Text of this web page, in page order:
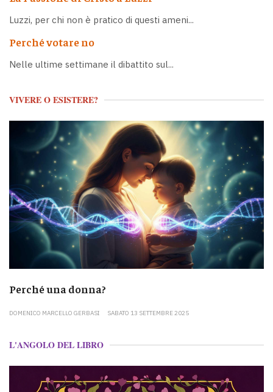
Luzzi, per chi non è pratico di questi ameni...
Perché votare no
Nelle ultime settimane il dibattito sul...
VIVERE O ESISTERE?
Perché una donna?
DOMENICO MARCELLO GERBASI SABATO 13 SETTEMBRE 2025
L'ANGOLO DEL LIBRO